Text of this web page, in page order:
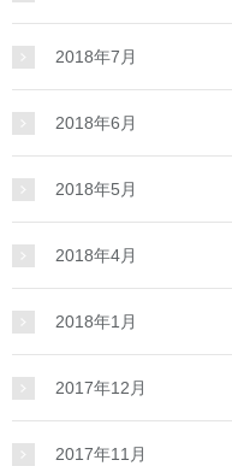
2018年7月
2018年6月
2018年5月
2018年4月
2018年1月
2017年12月
2017年11月